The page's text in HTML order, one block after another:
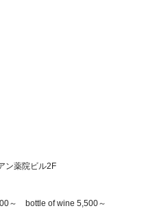
ン薬院ビル2F
～ bottle of wine 5,500～